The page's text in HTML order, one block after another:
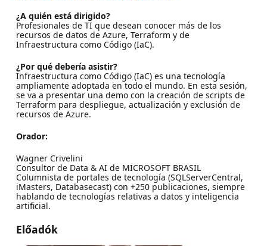
¿A quién está dirigido?
Profesionales de TI que desean conocer más de los
recursos de datos de Azure, Terraform y de
Infraestructura como Código (IaC).
¿Por qué debería asistir?
Infraestructura como Código (IaC) es una tecnología
ampliamente adoptada en todo el mundo. En esta sesión,
se va a presentar una demo con la creación de scripts de
Terraform para despliegue, actualización y exclusión de
recursos de Azure.
Orador:
Wagner Crivelini
Consultor de Data & AI de MICROSOFT BRASIL
Columnista de portales de tecnología (SQLServerCentral,
iMasters, Databasecast) con +250 publicaciones, siempre
hablando de tecnologías relativas a datos y inteligencia
artificial.
Előadók